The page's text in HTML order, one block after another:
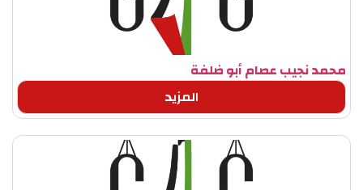
محمد نجيب عصام أبو ضلفة
المزيد